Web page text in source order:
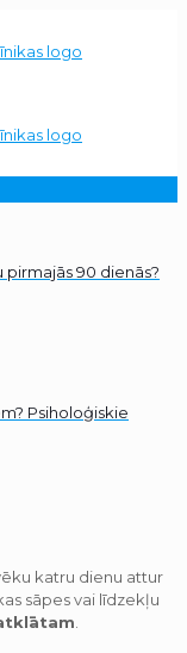
90 dienās?
Psiholoģiskie
katru dienu attur
sāpes vai līdzekļu